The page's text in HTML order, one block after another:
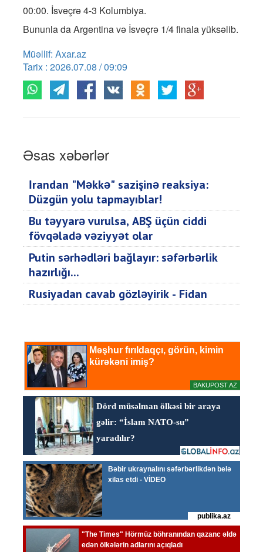
00:00. İsveçrə 4-3 Kolumbiya.
Bununla da Argentina və İsveçrə 1/4 finala yüksəlib.
Müəllif: Axar.az
Tarix : 2026.07.08 / 09:09
Əsas xəbərlər
İrandan "Məkkə" sazişinə reaksiya:
Düzgün yolu tapmayıblar!
Bu təyyarə vurulsa, ABŞ üçün ciddi
fövqəladə vəziyyət olar
Putin sərhədləri bağlayır: səfərbərlik
hazırlığı...
Rusiyadan cavab gözləyirik - Fidan